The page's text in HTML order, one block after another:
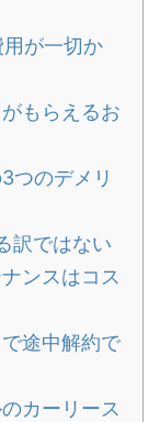
が一切か
もらえるお
つのデメリ
訳ではない
ンスはコス
途中解約で
カーリース